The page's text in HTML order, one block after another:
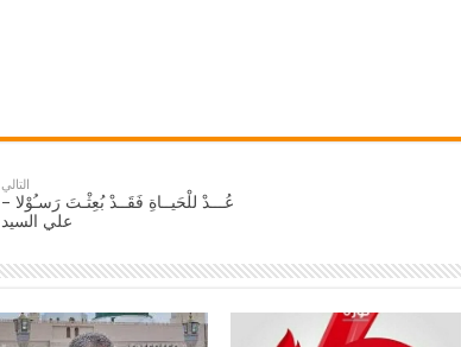
التالي
عُـــدْ للْحَيــاةِ فَقَــدْ بُعِثْـتَ رَسـُوْلا –
علي السيد